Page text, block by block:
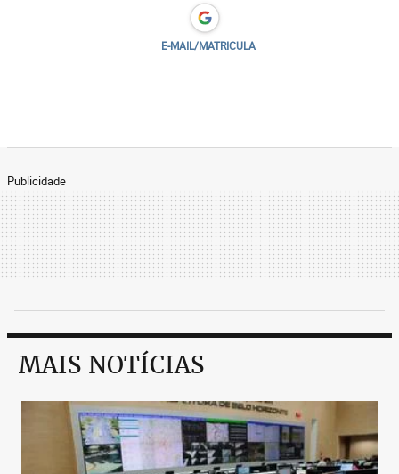
E-MAIL/MATRICULA
Publicidade
MAIS NOTÍCIAS